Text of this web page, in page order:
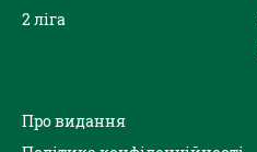
2 ліга
Про видання